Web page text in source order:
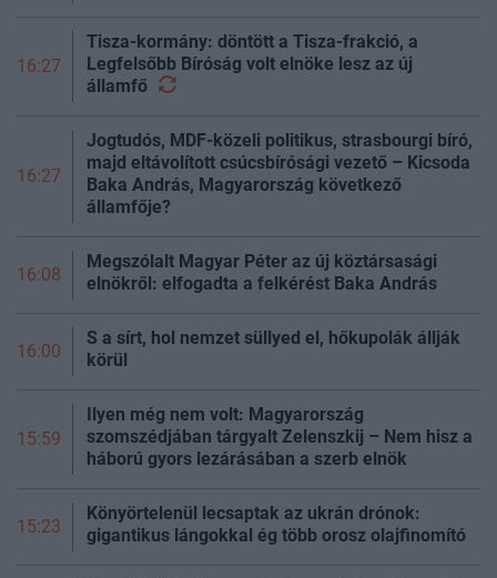
16:27
Tisza-kormány: döntött a Tisza-frakció, a
Legfelsőbb Bíróság volt elnöke lesz az új
államfő
16:27
Jogtudós, MDF-közeli politikus, strasbourgi bíró,
majd eltávolított csúcsbírósági vezető – Kicsoda
Baka András, Magyarország következő
államfője?
16:08
Megszólalt Magyar Péter az új köztársasági
elnökről: elfogadta a felkérést Baka András
16:00
S a sírt, hol nemzet süllyed el, hőkupolák állják
körül
15:59
Ilyen még nem volt: Magyarország
szomszédjában tárgyalt Zelenszkij – Nem hisz a
háború gyors lezárásában a szerb elnök
15:23
Könyörtelenül lecsaptak az ukrán drónok:
gigantikus lángokkal ég több orosz olajfinomító